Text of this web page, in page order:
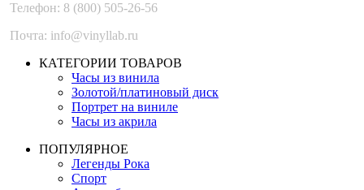
Телефон: 8 (800) 505-26-56
Почта: info@vinyllab.ru
КАТЕГОРИИ ТОВАРОВ
Часы из винила
Золотой/платиновый диск
Портрет на виниле
Часы из акрила
ПОПУЛЯРНОЕ
Легенды Рока
Спорт